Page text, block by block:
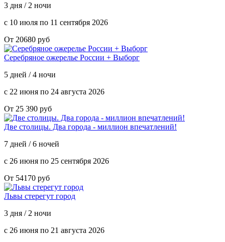
3 дня / 2 ночи
с 10 июля по 11 сентября 2026
От 20680 руб
Серебряное ожерелье России + Выборг
5 дней / 4 ночи
с 22 июня по 24 августа 2026
От 25 390 руб
Две столицы. Два города - миллион впечатлений!
7 дней / 6 ночей
с 26 июня по 25 сентября 2026
От 54170 руб
Львы стерегут город
3 дня / 2 ночи
с 26 июня по 21 августа 2026